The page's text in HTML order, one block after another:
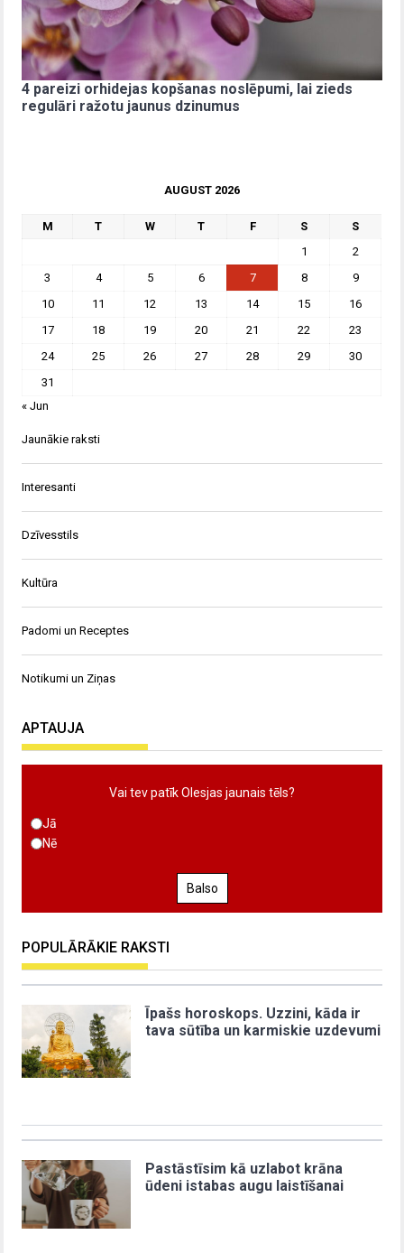
4 pareizi orhidejas kopšanas noslēpumi, lai zieds
regulāri ražotu jaunus dzinumus
AUGUST 2026
M T W T F S
S
1
2
3
4 5 6 7 8
9
10
11 12 13 14 15
16
17
18 19 20 21 22
23
24
25 26 27 28 29
30
31
« Jun
Jaunākie raksti
Interesanti
Dzīvesstils
Kultūra
Padomi un Receptes
Notikumi un Ziņas
APTAUJA
Vai tev patīk Olesjas jaunais tēls?
Jā
Nē
Balso
POPULĀRĀKIE RAKSTI
Īpašs horoskops. Uzzini, kāda ir
tava sūtība un karmiskie uzdevumi
Pastāstīsim kā uzlabot krāna
ūdeni istabas augu laistīšanai